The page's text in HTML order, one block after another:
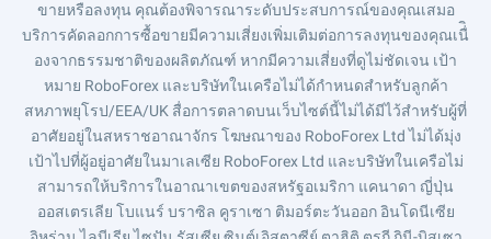
ขายหรือลงทุน คุณต้องพิจารณาระดับประสบการณ์ของคุณเสมอ
บริการคัดลอกการซื้อขายมีความเสี่ยงเพิ่มเติมต่อการลงทุนของคุณเนื่ิ
องจากธรรมชาติของผลิตภัณฑ์ หากมีความเสี่ยงที่ดูไม่ชัดเจน เป้า
หมาย RoboForex และบริษัทในเครือไม่ได้กำหนดสำหรับลูกค้า
สหภาพยุโรป/EEA/UK สื่อการตลาดบนเว็บไซต์นี้ไม่ได้มีไว้สำหรับผู้ที่
อาศัยอยู่ในสหราชอาณาจักร โฆษณาของ RoboForex Ltd ไม่ได้มุ่ง
เป้าไปที่ผู้อยู่อาศัยในมาเลเซีย RoboForex Ltd และบริษัทในเครือไม่
สามารถให้บริการในอาณาเขตของสหรัฐอเมริกา แคนาดา ญี่ปุ่น
ออสเตรเลีย โบแนร์ บราซิล คูราเซา ติมอร์ตะวันออก อินโดนีเซีย